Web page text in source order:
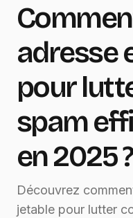
adresse
pour
spam
en 2025 ?
Découvrez
jetable pour lutter